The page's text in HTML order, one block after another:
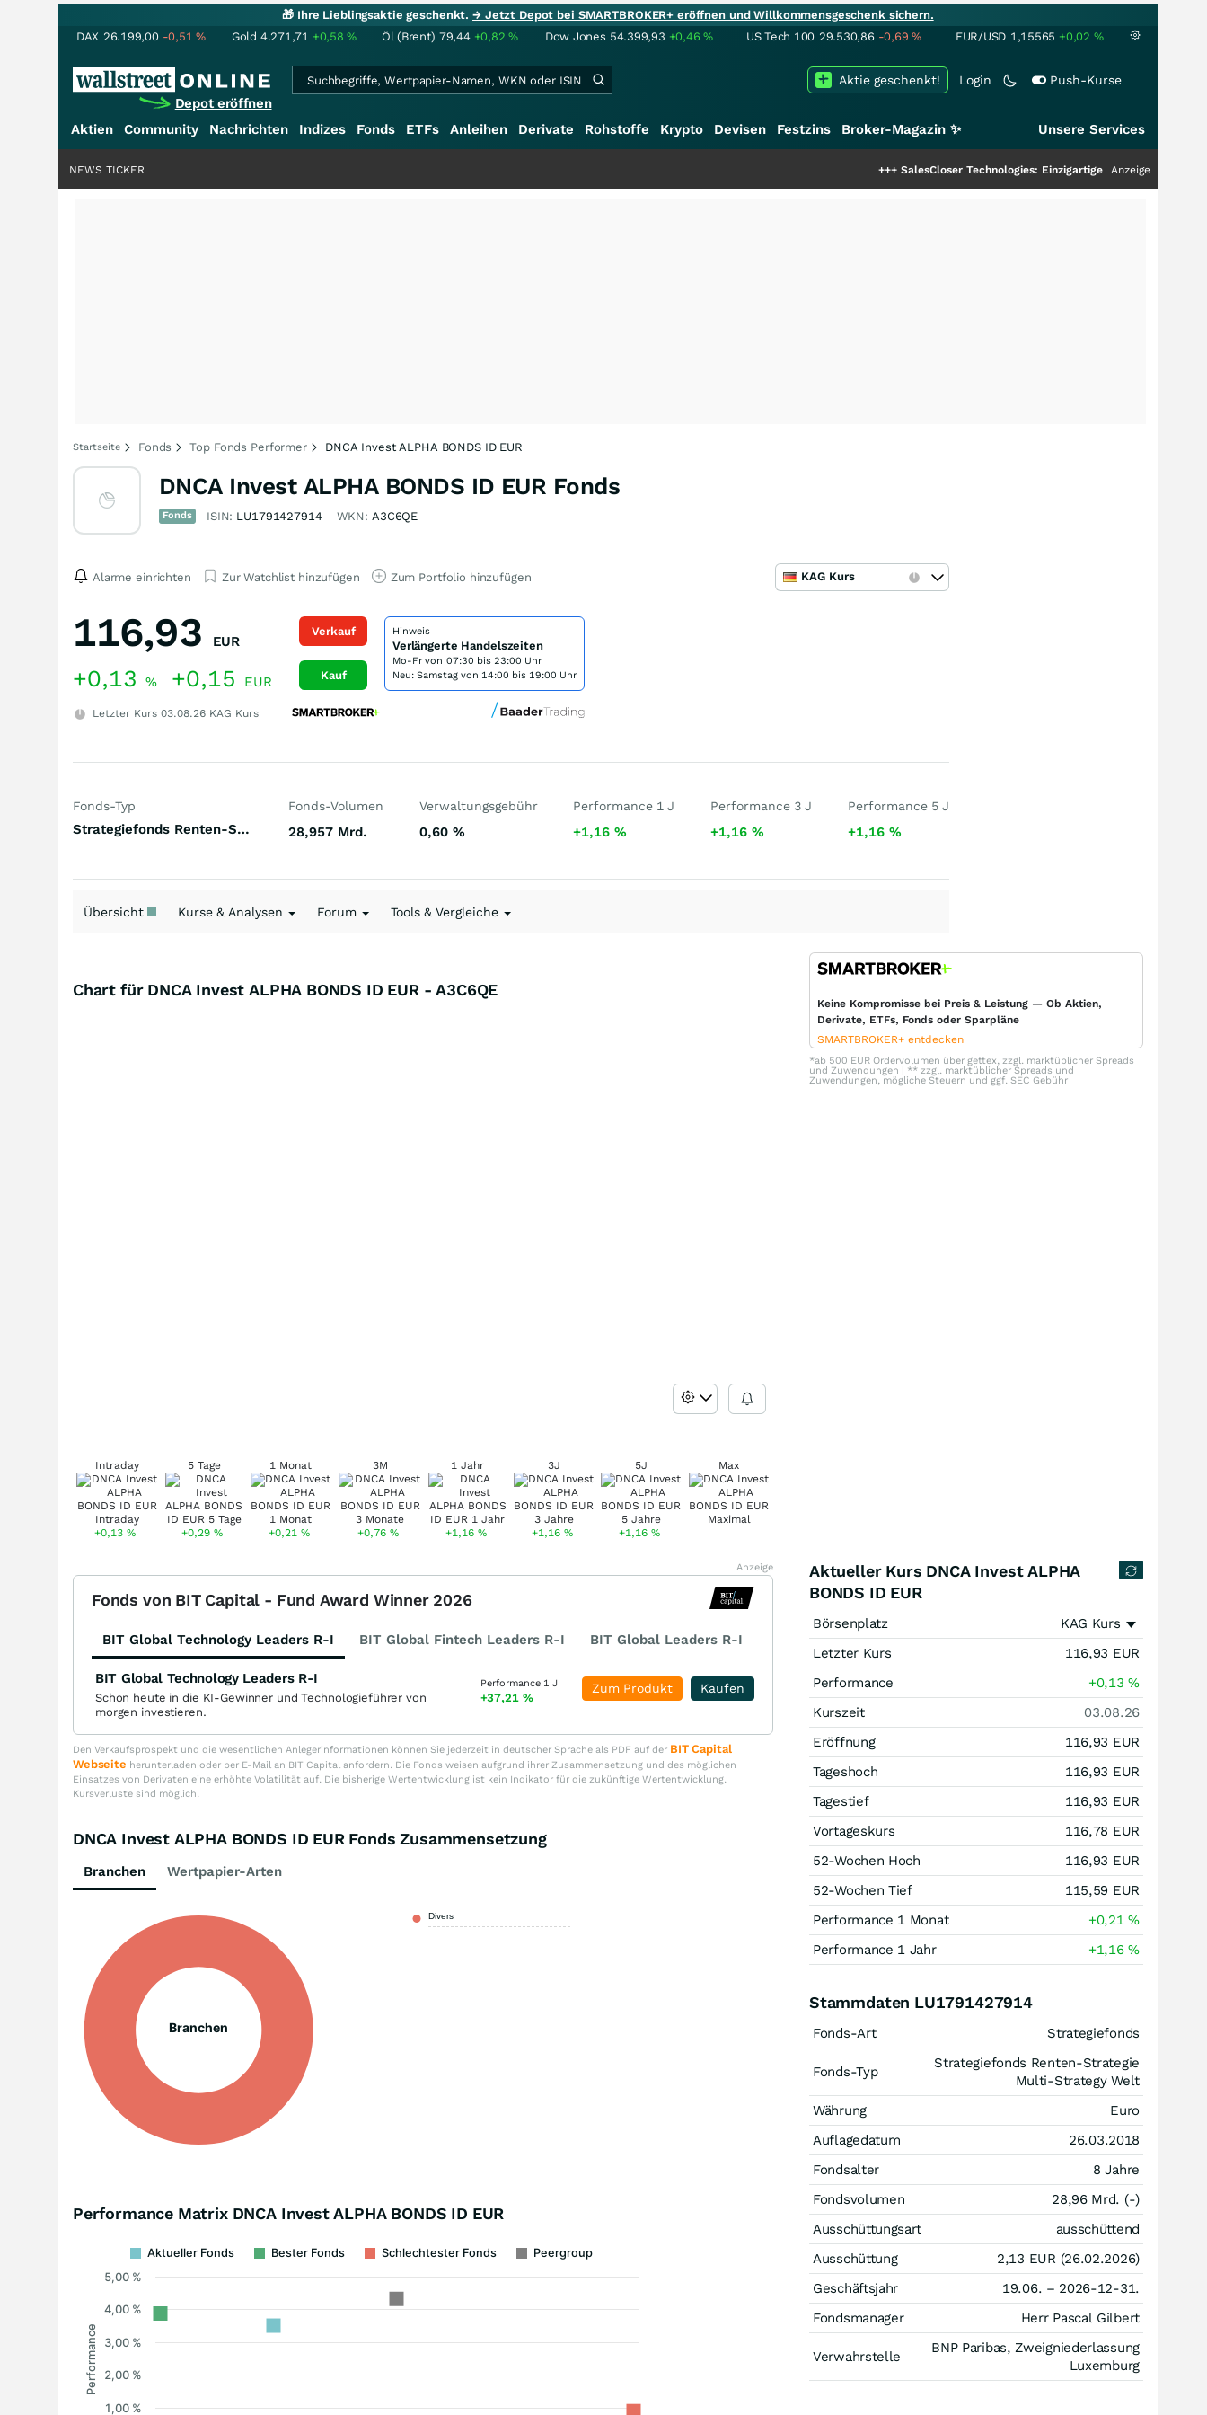
🎁 Ihre Lieblingsaktie geschenkt.→ Jetzt Depot bei SMARTBROKER+ eröffnen und Willkommensgeschenk sichern.
DAX 26.199,00 -0,51% Gold 4.271,71 +0,58% Öl (Brent) 79,44 +0,82% Dow Jones 54.399,93 +0,46% US Tech 100 29.530,86 -0,69% EUR/USD 1,15565 +0,02 %
Depot eröffnen
Login Push-Kurse
Aktie geschenkt!
Aktien Community Nachrichten Indizes Fonds ETFs Anleihen Derivate Rohstoffe Krypto Devisen Festzins Broker-Magazin ✨ Unsere Services
SalesCloser Technologies: Einzigartige Leistung zieht die Top-Dogs an!
Anzeige
NEWS TICKER
Startseite Fonds Top Fonds Performer DNCA Invest ALPHA BONDS ID EUR
DNCA Invest ALPHA BONDS ID EUR Fonds
Fonds ISIN: LU1791427914 WKN: A3C6QE
Alarme einrichten Zur Watchlist hinzufügen Zum Portfolio hinzufügen KAG Kurs
116,93 EUR
+0,13 % +0,15 EUR
Letzter Kurs 03.08.26 KAG Kurs
Verkauf
Kauf
Hinweis
Verlängerte Handelszeiten
Mo-Fr von 07:30 bis 23:00 Uhr
Neu: Samstag von 14:00 bis 19:00 Uhr
Fonds-Typ
Strategiefonds Renten-Strategie Multi-Strategy Welt
Fonds-Volumen
28,957 Mrd.
Verwaltungsgebühr
0,60 %
Performance 1 J
+1,16%
Performance 3 J
+1,16%
Performance 5 J
+1,16 %
Übersicht Kurse & Analysen Forum Tools & Vergleiche
Chart für DNCA Invest ALPHA BONDS ID EUR - A3C6QE
Intraday
+0,13%
5 Tage
+0,29%
1 Monat
+0,21 %
3M
+0,76%
1 Jahr
+1,16 %
3J
+1,16 %
5J
+1,16 %
Max
Keine Kompromisse bei Preis & Leistung — Ob Aktien,
Derivate, ETFs, Fonds oder Sparpläne
SMARTBROKER+ entdecken
*ab 500 EUR Ordervolumen über gettex, zzgl. marktüblicher Spreads
und Zuwendungen | ** zzgl. marktüblicher Spreads und
Zuwendungen, mögliche Steuern und ggf. SEC Gebühr
Anzeige
Fonds von BIT Capital - Fund Award Winner 2026
BIT Global Technology Leaders R-I BIT Global Fintech Leaders R-I BIT Global Leaders R-I
BIT Global Technology Leaders R-I
Schon heute in die KI-Gewinner und Technologieführer von
morgen investieren.
Performance 1 J
+37,21 %
Kaufen
Zum Produkt
Den Verkaufsprospekt und die wesentlichen Anlegerinformationen können Sie jederzeit in deutscher Sprache als PDF auf der BIT Capital
Webseite herunterladen oder per E-Mail an BIT Capital anfordern. Die Fonds weisen aufgrund ihrer Zusammensetzung und des möglichen
Einsatzes von Derivaten eine erhöhte Volatilität auf. Die bisherige Wertentwicklung ist kein Indikator für die zukünftige Wertentwicklung.
Kursverluste sind möglich.
DNCA Invest ALPHA BONDS ID EUR Fonds Zusammensetzung
Branchen Wertpapier-Arten
Branchen
Divers
Performance Matrix DNCA Invest ALPHA BONDS ID EUR
Performance
Aktueller Fonds Bester Fonds Schlechtester Fonds Peergroup
1,00 %
2,00 %
3,00 %
4,00 %
5,00 %
Aktueller Kurs DNCA Invest ALPHA
BONDS ID EUR
Börsenplatz
KAG Kurs
Letzter Kurs
116,93 EUR
Performance
+0,13%
Kurszeit
03.08.26
Eröffnung
116,93 EUR
Tageshoch
116,93 EUR
Tagestief
116,93 EUR
Vortageskurs
116,78 EUR
52-Wochen Hoch
116,93 EUR
52-Wochen Tief
115,59 EUR
Performance 1 Monat
+0,21%
Performance 1 Jahr
+1,16%
Stammdaten LU1791427914
Fonds-Art Strategiefonds
Fonds-Typ
Strategiefonds Renten-Strategie
Multi-Strategy Welt
Währung
Euro
Auflagedatum
26.03.2018
Fondsalter
8 Jahre
Fondsvolumen
28,96 Mrd. (-)
Ausschüttungsart
ausschüttend
Ausschüttung
2,13 EUR (26.02.2026)
Geschäftsjahr
19.06. – 2026-12-31.
Fondsmanager
Herr Pascal Gilbert
Verwahrstelle
BNP Paribas, Zweigniederlassung
Luxemburg